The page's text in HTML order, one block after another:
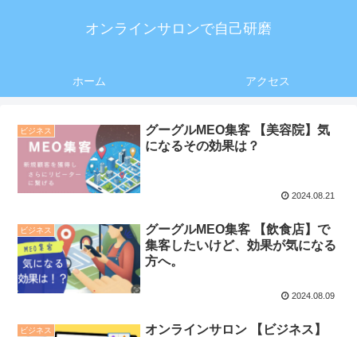
オンラインサロンで自己研磨
ホーム アクセス
ビジネス
グーグルMEO集客 【美容院】気
になるその効果は？
2024.08.21
ビジネス
グーグルMEO集客 【飲食店】で
集客したいけど、効果が気になる
方へ。
2024.08.09
ビジネス
オンラインサロン 【ビジネス】